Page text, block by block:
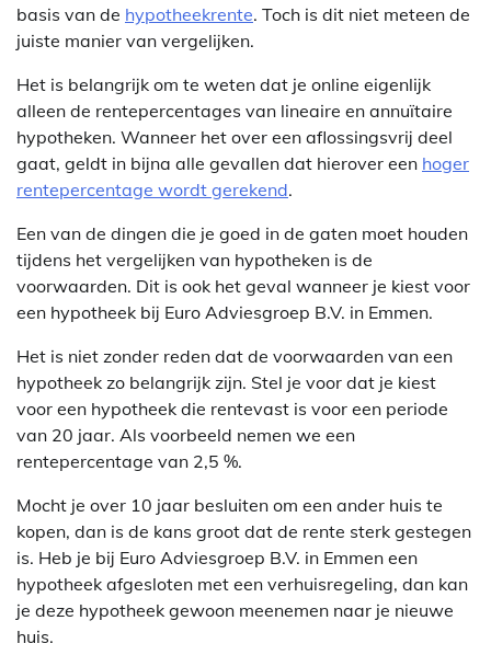
basis van de hypotheekrente. Toch is dit niet meteen de
juiste manier van vergelijken.
Het is belangrijk om te weten dat je online eigenlijk
alleen de rentepercentages van lineaire en annuïtaire
hypotheken. Wanneer het over een aflossingsvrij deel
gaat, geldt in bijna alle gevallen dat hierover een hoger
rentepercentage wordt gerekend.
Een van de dingen die je goed in de gaten moet houden
tijdens het vergelijken van hypotheken is de
voorwaarden. Dit is ook het geval wanneer je kiest voor
een hypotheek bij Euro Adviesgroep B.V. in Emmen.
Het is niet zonder reden dat de voorwaarden van een
hypotheek zo belangrijk zijn. Stel je voor dat je kiest
voor een hypotheek die rentevast is voor een periode
van 20 jaar. Als voorbeeld nemen we een
rentepercentage van 2,5 %.
Mocht je over 10 jaar besluiten om een ander huis te
kopen, dan is de kans groot dat de rente sterk gestegen
is. Heb je bij Euro Adviesgroep B.V. in Emmen een
hypotheek afgesloten met een verhuisregeling, dan kan
je deze hypotheek gewoon meenemen naar je nieuwe
huis.